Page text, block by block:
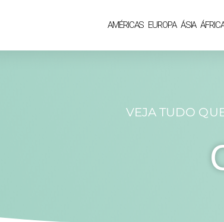
AMÉRICAS EUROPA ÁSIA
VEJA TUDO